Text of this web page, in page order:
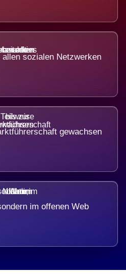
sozialen Netzwerken
gewachsen
im offenen Web